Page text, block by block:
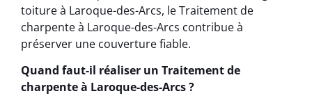
toiture à Laroque-des-Arcs, le Traitement de
charpente à Laroque-des-Arcs contribue à
préserver une couverture fiable.
Quand faut-il réaliser un Traitement de
charpente à Laroque-des-Arcs ?